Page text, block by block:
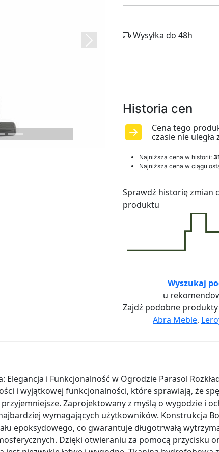
Next
Wysyłka do 48h
Historia cen
Cena tego
czasie nie uległa
Najniższa cena w historii:
Najniższa cena w ciągu
Sprawdź historię zmian
produktu
Wyszukaj
u
Zajdź podobne
Abra Meble,
Elegancja i Funkcjonalność w Ogrodzie Parasol
i wyjątkowej funkcjonalności, które sprawiają, że
Zaprojektowany z myślą o wygodzie i
wymagających użytkowników. Konstrukcja
epoksydowego, co gwarantuje długotrwałą
Dzięki otwieraniu za pomocą przycisku